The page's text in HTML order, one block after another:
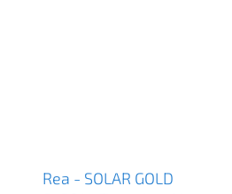
Rea - SOLAR GOLD